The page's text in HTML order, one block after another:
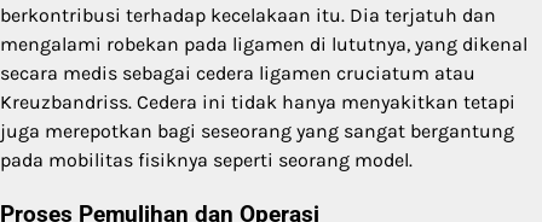
berkontribusi terhadap kecelakaan itu. Dia terjatuh dan
mengalami robekan pada ligamen di lututnya, yang dikenal
secara medis sebagai cedera ligamen cruciatum atau
Kreuzbandriss. Cedera ini tidak hanya menyakitkan tetapi
juga merepotkan bagi seseorang yang sangat bergantung
pada mobilitas fisiknya seperti seorang model.
Proses Pemulihan dan Operasi